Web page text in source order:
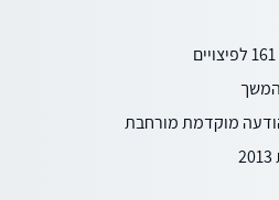
מוקדמת מורחבת